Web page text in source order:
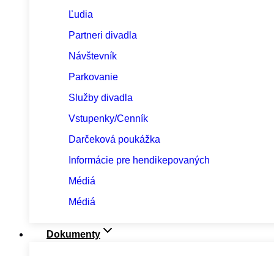
Ľudia
Partneri divadla
Návštevník
Parkovanie
Služby divadla
Vstupenky/Cenník
Darčeková poukážka
Informácie pre hendikepovaných
Médiá
Médiá
Dokumenty